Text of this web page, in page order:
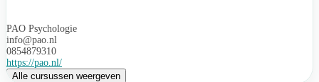
PAO Psychologie
info@pao.nl
0854879310
https://pao.nl/
Alle cursussen weergeven